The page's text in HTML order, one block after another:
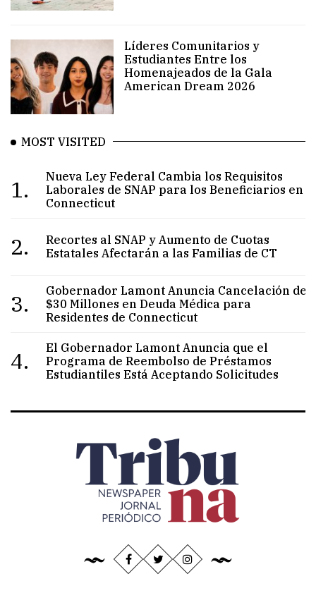
Líderes Comunitarios y
Estudiantes Entre los
Homenajeados de la Gala
American Dream 2026
MOST VISITED
1.
Nueva Ley Federal Cambia los Requisitos
Laborales de SNAP para los Beneficiarios en
Connecticut
2.
Recortes al SNAP y Aumento de Cuotas
Estatales Afectarán a las Familias de CT
3.
Gobernador Lamont Anuncia Cancelación de
$30 Millones en Deuda Médica para
Residentes de Connecticut
4.
El Gobernador Lamont Anuncia que el
Programa de Reembolso de Préstamos
Estudiantiles Está Aceptando Solicitudes